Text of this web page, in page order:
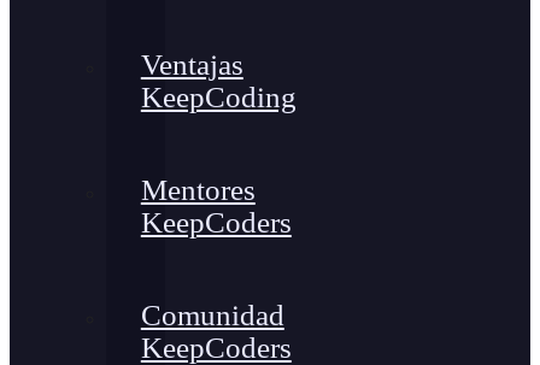
Ventajas
KeepCoding
Mentores
KeepCoders
Comunidad
KeepCoders